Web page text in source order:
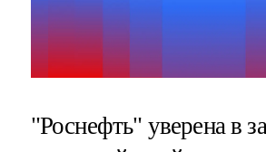
"Роснефть" уверена в